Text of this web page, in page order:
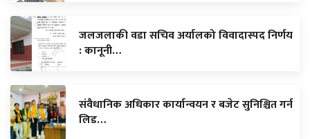
जलजलाकी वडा सचिव अर्यालको विवादास्पद निर्णय
: कानूनी…
संवैधानिक अधिकार कार्यान्वयन र बजेट सुनिश्चित गर्न
लिड…